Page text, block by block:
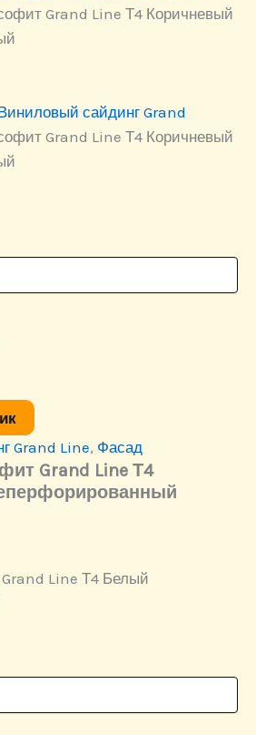
Grand Line Т4 Коричневый
сайдинг Grand
Grand Line Т4 Коричневый
Grand Line, Фасад
Grand Line Т4
Line Т4 Белый